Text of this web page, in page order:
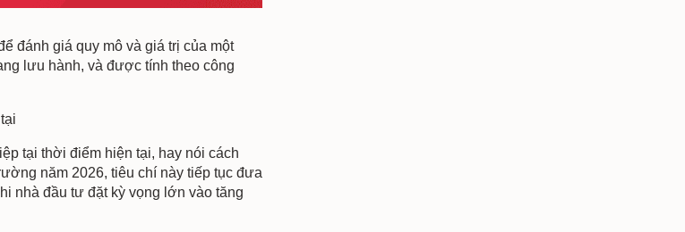
đánh giá quy mô và giá trị của một
lưu hành, và được tính theo công
tại thời điểm hiện tại, hay nói cách
năm 2026, tiêu chí này tiếp tục đưa
nhà đầu tư đặt kỳ vọng lớn vào tăng